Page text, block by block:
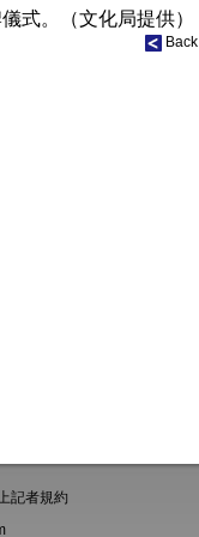
式。（文化局提供）
Back